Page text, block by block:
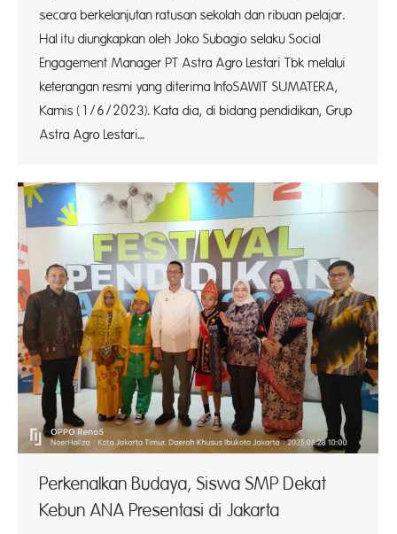
secara berkelanjutan ratusan sekolah dan ribuan pelajar.
Hal itu diungkapkan oleh Joko Subagio selaku Social
Engagement Manager PT Astra Agro Lestari Tbk melalui
keterangan resmi yang diterima InfoSAWIT SUMATERA,
Kamis (1/6/2023). Kata dia, di bidang pendidikan, Grup
Astra Agro Lestari…
Perkenalkan Budaya, Siswa SMP Dekat
Kebun ANA Presentasi di Jakarta